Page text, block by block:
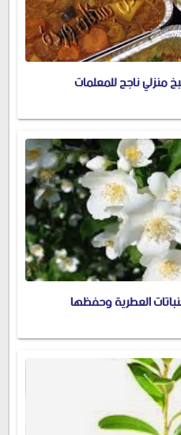
ناجح للمعلمات
العطرية وحفظها